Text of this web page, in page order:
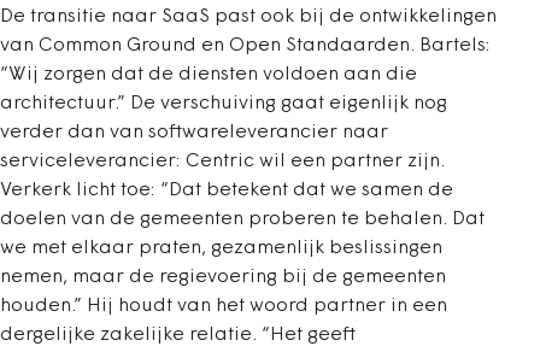
De transitie naar SaaS past ook bij de ontwikkelingen
van Common Ground en Open Standaarden. Bartels:
“Wij zorgen dat de diensten voldoen aan die
architectuur.” De verschuiving gaat eigenlijk nog
verder dan van softwareleverancier naar
serviceleverancier: Centric wil een partner zijn.
Verkerk licht toe: “Dat betekent dat we samen de
doelen van de gemeenten proberen te behalen. Dat
we met elkaar praten, gezamenlijk beslissingen
nemen, maar de regievoering bij de gemeenten
houden.” Hij houdt van het woord partner in een
dergelijke zakelijke relatie. “Het geeft